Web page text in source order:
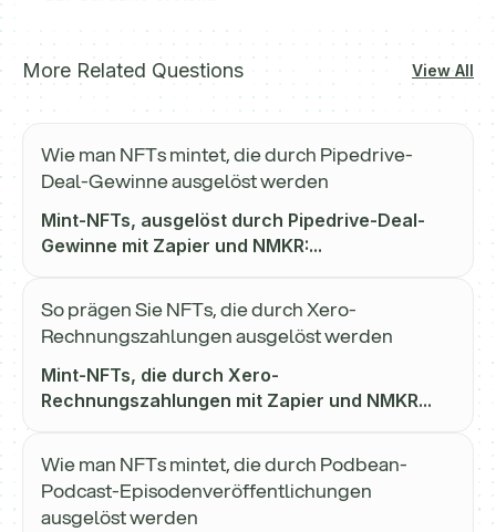
More Related Questions View All
Wie man NFTs mintet, die durch Pipedrive-
Deal-Gewinne ausgelöst werden
Mint-NFTs, ausgelöst durch Pipedrive-Deal-
Gewinne mit Zapier und NMKR:...
So prägen Sie NFTs, die durch Xero-
Rechnungszahlungen ausgelöst werden
Mint-NFTs, die durch Xero-
Rechnungszahlungen mit Zapier und NMKR...
Wie man NFTs mintet, die durch Podbean-
Podcast-Episodenveröffentlichungen
ausgelöst werden